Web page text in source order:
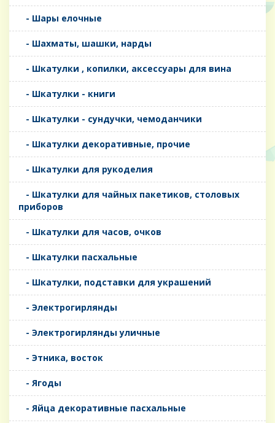
- Шары елочные
- Шахматы, шашки, нарды
- Шкатулки , копилки, аксессуары для вина
- Шкатулки - книги
- Шкатулки - сундучки, чемоданчики
- Шкатулки декоративные, прочие
- Шкатулки для рукоделия
- Шкатулки для чайных пакетиков, столовых
приборов
- Шкатулки для часов, очков
- Шкатулки пасхальные
- Шкатулки, подставки для украшений
- Электрогирлянды
- Электрогирлянды уличные
- Этника, восток
- Ягоды
- Яйца декоративные пасхальные